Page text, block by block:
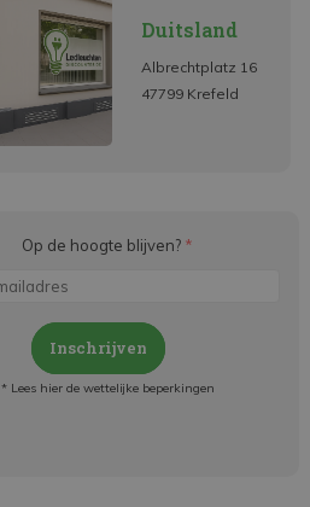
Duitsland
Albrechtplatz 16
47799 Krefeld
Op de hoogte blijven? *
Inschrijven
* Lees hier de wettelijke beperkingen